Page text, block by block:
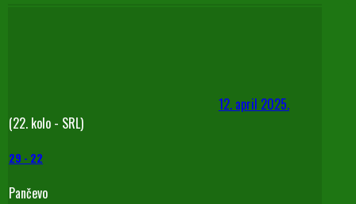
12. april 2025.
(22. kolo - SRL)
29 - 22
Pančevo